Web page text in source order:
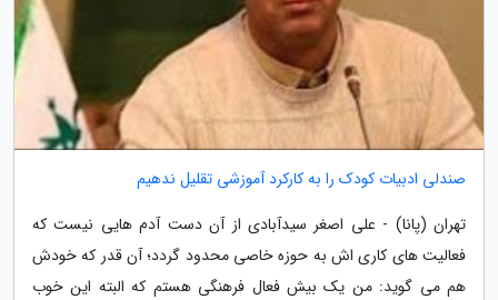
صندلی ادبیات کودک را به کارکرد آموزشی تقلیل ندهیم
تهران (پانا) - علی اصغر سیدآبادی از آن دست آدم هایی نیست که
فعالیت های کاری اش به حوزه خاصی محدود گردد؛ آن قدر که خودش
هم می گوید: من یک بیش فعال فرهنگی هستم که البته این خوب